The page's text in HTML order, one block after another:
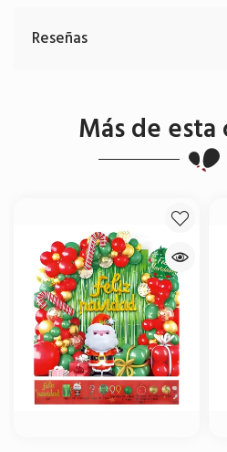
Reseñas
Más de